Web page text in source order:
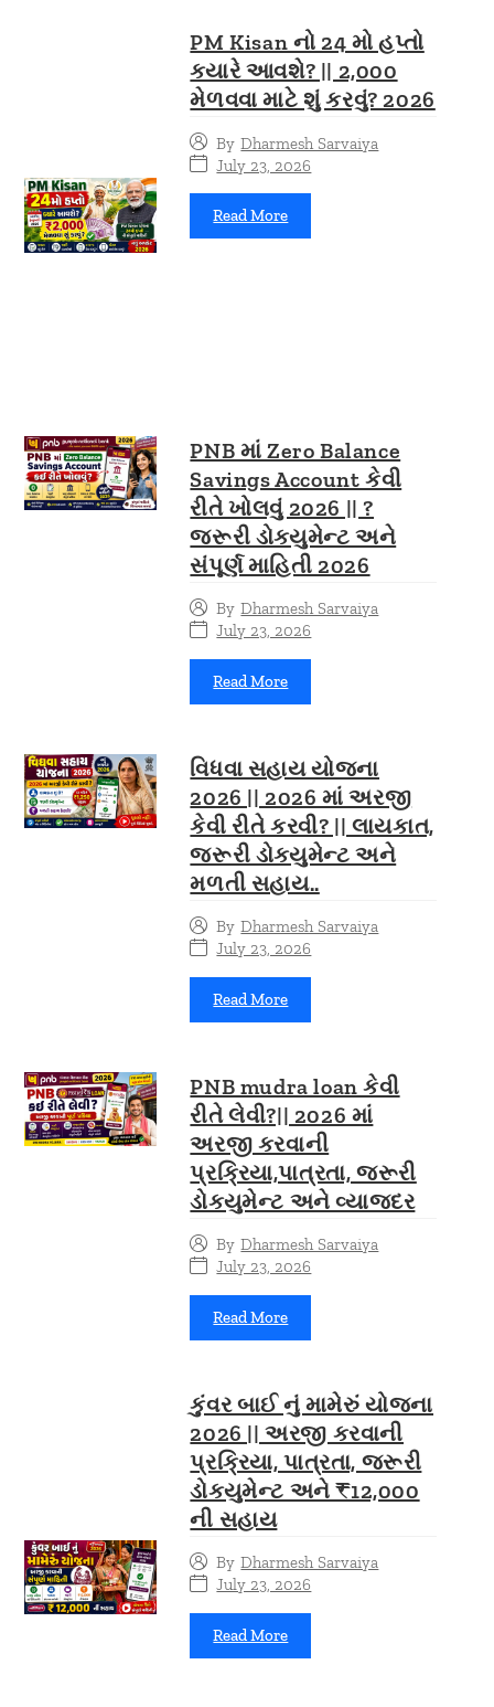
PM Kisan નો 24 મો હપ્તો
ક્યારે આવશે? || 2,000
મેળવવા માટે શું કરવું? 2026
By Dharmesh Sarvaiya
July 23, 2026
Read More
PNB માં Zero Balance
Savings Account કેવી
રીતે ખોલવું 2026 || ?
જરૂરી ડોક્યુમેન્ટ અને
સંપૂર્ણ માહિતી 2026
By Dharmesh Sarvaiya
July 23, 2026
Read More
વિધવા સહાય યોજના
2026 || 2026 માં અરજી
કેવી રીતે કરવી? || લાયકાત,
જરૂરી ડોક્યુમેન્ટ અને
મળતી સહાય..
By Dharmesh Sarvaiya
July 23, 2026
Read More
PNB mudra loan કેવી
રીતે લેવી?|| 2026 માં
અરજી કરવાની
પ્રક્રિયા,પાત્રતા, જરૂરી
ડોક્યુમેન્ટ અને વ્યાજદર
By Dharmesh Sarvaiya
July 23, 2026
Read More
કુંવર બાઈ નું મામેરું યોજના
2026 || અરજી કરવાની
પ્રક્રિયા, પાત્રતા, જરૂરી
ડોક્યુમેન્ટ અને ₹12,000
ની સહાય
By Dharmesh Sarvaiya
July 23, 2026
Read More